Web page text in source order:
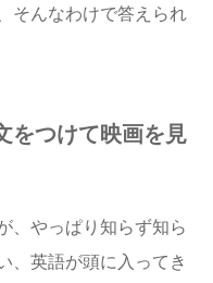
そんなわけで答えられ
をつけて映画を見
、やっぱり知らず知ら
、英語が頭に入ってき